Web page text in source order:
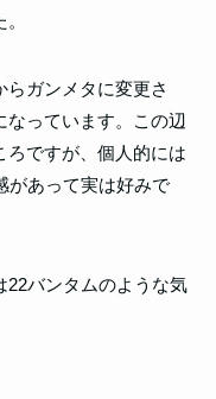
ガンメタに変更さ
っています。この辺
ろですが、個人的には
があって実は好みで
22バンタムのような気